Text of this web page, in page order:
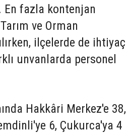
fazla kontenjan
ve Orman
ilçelerde de ihtiyaç
unvanlarda personel
Hakkâri Merkez'e 38,
6, Çukurca'ya 4